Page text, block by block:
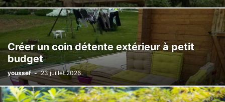
Créer un coin détente extérieur à petit
budget
youssef - 23 juillet 2026